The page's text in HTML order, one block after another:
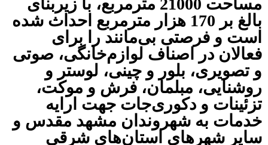
مساحت 21000 مترمربع، با زیربنای
بالغ بر 1‌7‌0 هزار متر‌مربع احداث شده
است و فرصتی بی‌مانند را برای
فعالان در اصناف لوازم‌خانگی، صوتی
و تصویری، بلور و چینی، لوستر و
روشنایی، مبلمان، فرش و موکت،
تزئینات و دکوری‌جات جهت ارایه
خدمات به شهروندان مشهد مقدس و
سایر شهرهای استان‌های شرقی